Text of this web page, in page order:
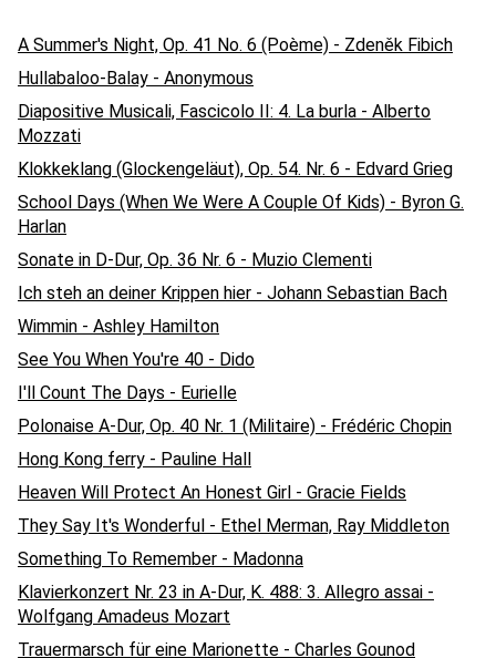
A Summer's Night, Op. 41 No. 6 (Poème) - Zdeněk Fibich
Hullabaloo-Balay - Anonymous
Diapositive Musicali, Fascicolo II: 4. La burla - Alberto
Mozzati
Klokkeklang (Glockengeläut), Op. 54. Nr. 6 - Edvard Grieg
School Days (When We Were A Couple Of Kids) - Byron G.
Harlan
Sonate in D-Dur, Op. 36 Nr. 6 - Muzio Clementi
Ich steh an deiner Krippen hier - Johann Sebastian Bach
Wimmin - Ashley Hamilton
See You When You're 40 - Dido
I'll Count The Days - Eurielle
Polonaise A-Dur, Op. 40 Nr. 1 (Militaire) - Frédéric Chopin
Hong Kong ferry - Pauline Hall
Heaven Will Protect An Honest Girl - Gracie Fields
They Say It's Wonderful - Ethel Merman, Ray Middleton
Something To Remember - Madonna
Klavierkonzert Nr. 23 in A-Dur, K. 488: 3. Allegro assai -
Wolfgang Amadeus Mozart
Trauermarsch für eine Marionette - Charles Gounod